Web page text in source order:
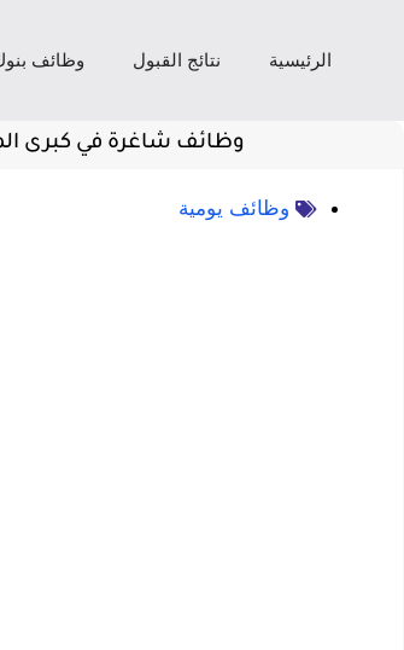
الرئيسية نتائج القبول وظائف
وظائف شاغرة في كبرى
وظائف يومية